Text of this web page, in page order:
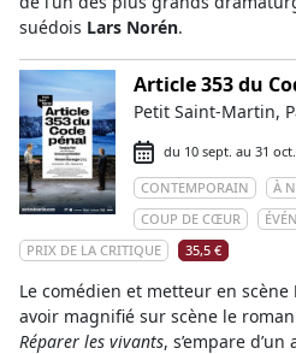
suédois Lars Norén.
Article 353 du
Petit Saint-Martin,
du 10 sept. au 31
CONTEMPORAIN
À
COUP DE CŒUR
PRIX DE LA CRITIQUE
35,5 €
Le comédien et metteur en scène
avoir magnifié sur scène le
Réparer les vivants, s’empare